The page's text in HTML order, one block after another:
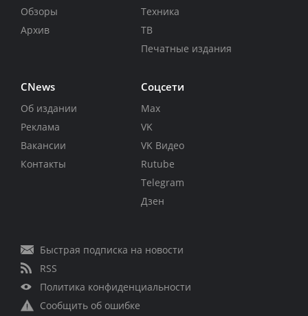
Обзоры
Архив
Техника
ТВ
Печатные издания
CNews
Об издании
Реклама
Вакансии
Контакты
Соцсети
Max
VK
VK Видео
Rutube
Telegram
Дзен
Быстрая подписка на новости
RSS
Политика конфиденциальности
Сообщить об ошибке